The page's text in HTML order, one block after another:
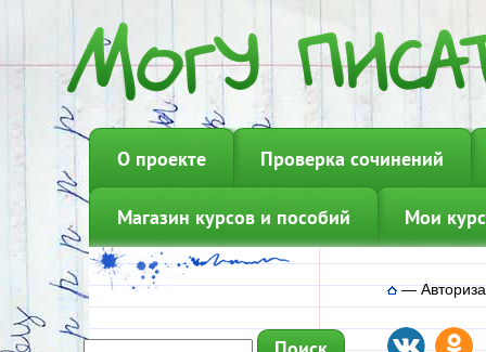
О проекте Проверка сочинений
Магазин курсов и пособий Мои
—